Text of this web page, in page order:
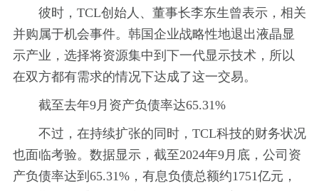
彼时，TCL创始人、董事长李东生曾表示，相关
并购属于机会事件。韩国企业战略性地退出液晶显
示产业，选择将资源集中到下一代显示技术，所以
在双方都有需求的情况下达成了这一交易。
截至去年9月资产负债率达65.31%
不过，在持续扩张的同时，TCL科技的财务状况
也面临考验。数据显示，截至2024年9月底，公司资
产负债率达到65.31%，有息负债总额约1751亿元，